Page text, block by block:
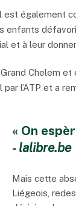
également
enfants
à leur donner
Chelem
l’ATP et a
« On
- lalibre.be
Mais cette
Liégeois,